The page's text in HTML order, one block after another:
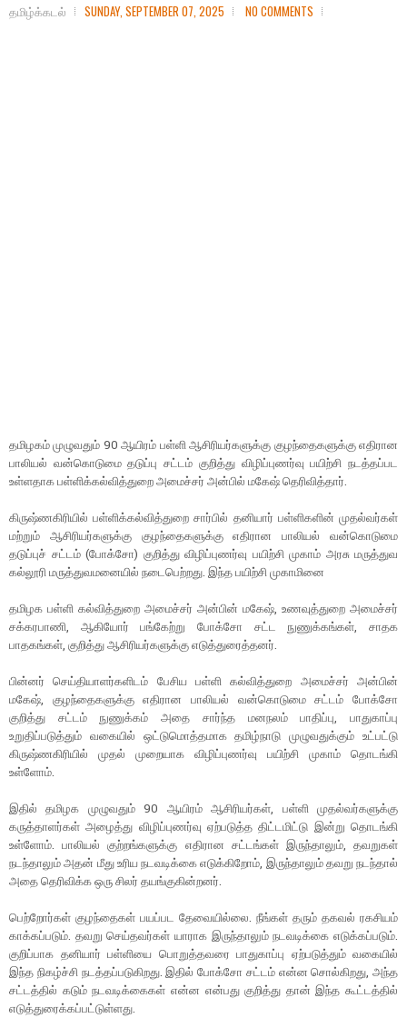
தமிழ்க்கடல் SUNDAY, SEPTEMBER 07, 2025 NO COMMENTS
தமிழகம் முழுவதும் 90 ஆயிரம் பள்ளி ஆசிரியர்களுக்கு குழந்தைகளுக்கு எதிரான
பாலியல் வன்கொடுமை தடுப்பு சட்டம் குறித்து விழிப்புணர்வு பயிற்சி நடத்தப்பட
உள்ளதாக பள்ளிக்கல்வித்துறை அமைச்சர் அன்பில் மகேஷ் தெரிவித்தார்.
கிருஷ்ணகிரியில் பள்ளிக்கல்வித்துறை சார்பில் தனியார் பள்ளிகளின் முதல்வர்கள்
மற்றும் ஆசிரியர்களுக்கு குழந்தைகளுக்கு எதிரான பாலியல் வன்கொடுமை
தடுப்புச் சட்டம் (போக்சோ) குறித்து விழிப்புணர்வு பயிற்சி முகாம் அரசு மருத்துவ
கல்லூரி மருத்துவமனையில் நடைபெற்றது. இந்த பயிற்சி முகாமினை
தமிழக பள்ளி கல்வித்துறை அமைச்சர் அன்பின் மகேஷ், உணவுத்துறை அமைச்சர்
சக்கரபாணி, ஆகியோர் பங்கேற்று போக்சோ சட்ட நுணுக்கங்கள், சாதக
பாதகங்கள், குறித்து ஆசிரியர்களுக்கு எடுத்துரைத்தனர்.
பின்னர் செய்தியாளர்களிடம் பேசிய பள்ளி கல்வித்துறை அமைச்சர் அன்பின்
மகேஷ், குழந்தைகளுக்கு எதிரான பாலியல் வன்கொடுமை சட்டம் போக்சோ
குறித்து சட்டம் நுணுக்கம் அதை சார்ந்த மனநலம் பாதிப்பு, பாதுகாப்பு
உறுதிப்படுத்தும் வகையில் ஒட்டுமொத்தமாக தமிழ்நாடு முழுவதுக்கும் உட்பட்டு
கிருஷ்ணகிரியில் முதல் முறையாக விழிப்புணர்வு பயிற்சி முகாம் தொடங்கி
உள்ளோம்.
இதில் தமிழக முழுவதும் 90 ஆயிரம் ஆசிரியர்கள், பள்ளி முதல்வர்களுக்கு
கருத்தாளர்கள் அழைத்து விழிப்புணர்வு ஏற்படுத்த திட்டமிட்டு இன்று தொடங்கி
உள்ளோம். பாலியல் குற்றங்களுக்கு எதிரான சட்டங்கள் இருந்தாலும், தவறுகள்
நடந்தாலும் அதன் மீது உரிய நடவடிக்கை எடுக்கிறோம், இருந்தாலும் தவறு நடந்தால்
அதை தெரிவிக்க ஒரு சிலர் தயங்குகின்றனர்.
பெற்றோர்கள் குழந்தைகள் பயப்பட தேவையில்லை. நீங்கள் தரும் தகவல் ரகசியம்
காக்கப்படும். தவறு செய்தவர்கள் யாராக இருந்தாலும் நடவடிக்கை எடுக்கப்படும்.
குறிப்பாக தனியார் பள்ளியை பொறுத்தவரை பாதுகாப்பு ஏற்படுத்தும் வகையில்
இந்த நிகழ்ச்சி நடத்தப்படுகிறது. இதில் போக்சோ சட்டம் என்ன சொல்கிறது, அந்த
சட்டத்தில் கடும் நடவடிக்கைகள் என்ன என்பது குறித்து தான் இந்த கூட்டத்தில்
எடுத்துரைக்கப்பட்டுள்ளது.